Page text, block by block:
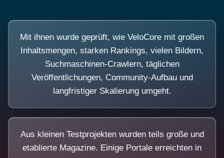
Mit ihnen wurde geprüft, wie VeloCore mit großen
Inhaltsmengen, starken Rankings, vielen Bildern,
Suchmaschinen-Crawlern, täglichen
Veröffentlichungen, Community-Aufbau und
langfristiger Skalierung umgeht.
Aus kleinen Testprojekten wurden teils große und
etablierte Magazine. Einige Portale erreichten in